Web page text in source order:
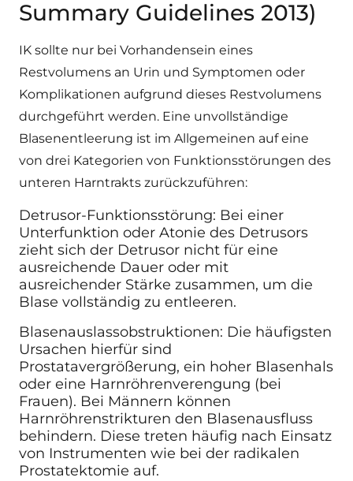
Summary Guidelines 2013)
IK sollte nur bei Vorhandensein eines
Restvolumens an Urin und Symptomen oder
Komplikationen aufgrund dieses Restvolumens
durchgeführt werden. Eine unvollständige
Blasenentleerung ist im Allgemeinen auf eine
von drei Kategorien von Funktionsstörungen des
unteren Harntrakts zurückzuführen:
Detrusor-Funktionsstörung: Bei einer
Unterfunktion oder Atonie des Detrusors
zieht sich der Detrusor nicht für eine
ausreichende Dauer oder mit
ausreichender Stärke zusammen, um die
Blase vollständig zu entleeren.
Blasenauslassobstruktionen: Die häufigsten
Ursachen hierfür sind
Prostatavergrößerung, ein hoher Blasenhals
oder eine Harnröhrenverengung (bei
Frauen). Bei Männern können
Harnröhrenstrikturen den Blasenausfluss
behindern. Diese treten häufig nach Einsatz
von Instrumenten wie bei der radikalen
Prostatektomie auf.